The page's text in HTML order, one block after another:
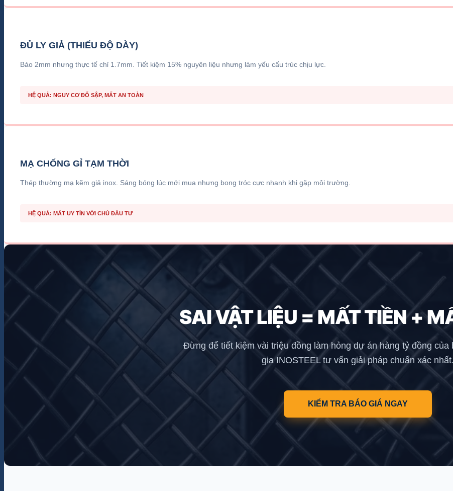
ĐỦ LY GIẢ (THIẾU ĐỘ DÀY)
Báo 2mm nhưng thực tế chỉ 1.7mm. Tiết kiệm 15% nguyên liệu nhưng làm yếu cấu trúc chịu lực.
HỆ QUẢ: NGUY CƠ ĐỔ SẬP, MẤT AN TOÀN
MẠ CHỐNG GỈ TẠM THỜI
Thép thường mạ kẽm giả inox. Sáng bóng lúc mới mua nhưng bong tróc cực nhanh khi gặp môi trường.
HỆ QUẢ: MẤT UY TÍN VỚI CHỦ ĐẦU TƯ
SAI VẬT LIỆU = MẤT TIỀN +
Đừng để tiết kiệm vài triệu đồng làm hỏng dự án hàng tỷ đồng của
gia INOSTEEL tư vấn giải pháp chuẩn xác nhất.
KIỂM TRA BÁO GIÁ NGAY